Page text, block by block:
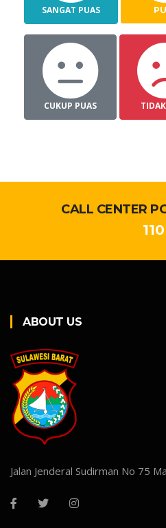
SANGAT PUAS
CUKUP PUAS
CALL CENTER
110
ABOUT US
Jalan Jenderal Sudirman No 75